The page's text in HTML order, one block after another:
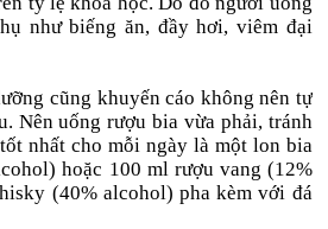
như biếng ăn, đầy hơi, viêm đại
cũng khuyến cáo không nên tự
Nên uống rượu bia vừa phải, tránh
nhất cho mỗi ngày là một lon bia
hoặc 100 ml rượu vang (12%
(40% alcohol) pha kèm với đá